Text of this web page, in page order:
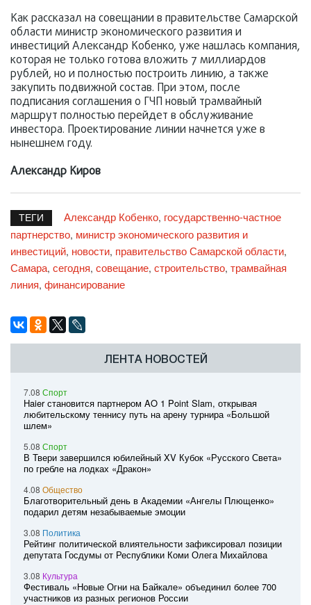
Как рассказал на совещании в правительстве Самарской
области министр экономического развития и
инвестиций Александр Кобенко, уже нашлась компания,
которая не только готова вложить 7 миллиардов
рублей, но и полностью построить линию, а также
закупить подвижной состав. При этом, после
подписания соглашения о ГЧП новый трамвайный
маршрут полностью перейдет в обслуживание
инвестора. Проектирование линии начнется уже в
нынешнем году.
Александр Киров
ТЕГИ Александр Кобенко, государственно-частное
партнерство, министр экономического развития и
инвестиций, новости, правительство Самарской области,
Самара, сегодня, совещание, строительство, трамвайная
линия, финансирование
ЛЕНТА НОВОСТЕЙ
7.08 Спорт
Haier становится партнером AO 1 Point Slam, открывая
любительскому теннису путь на арену турнира «Большой
шлем»
5.08 Спорт
В Твери завершился юбилейный XV Кубок «Русского Света»
по гребле на лодках «Дракон»
4.08 Общество
Благотворительный день в Академии «Ангелы Плющенко»
подарил детям незабываемые эмоции
3.08 Политика
Рейтинг политической влиятельности зафиксировал позиции
депутата Госдумы от Республики Коми Олега Михайлова
3.08 Культура
Фестиваль «Новые Огни на Байкале» объединил более 700
участников из разных регионов России